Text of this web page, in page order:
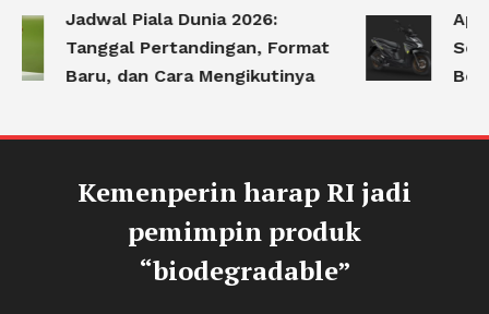
Jadwal Piala Dunia 2026:
Tanggal Pertandingan, Format
Baru, dan Cara Mengikutinya
Kemenperin harap RI jadi
pemimpin produk
“biodegradable”